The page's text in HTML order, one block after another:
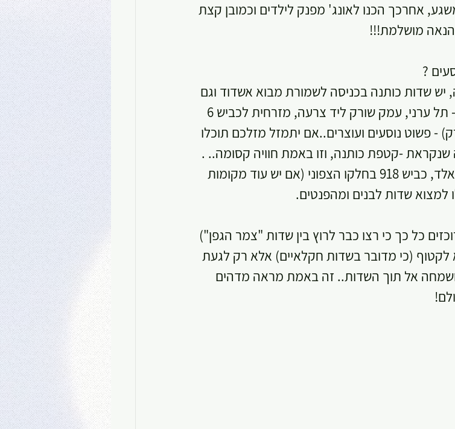
אחרכך הכנו לאונג' מפנק לילדים וכמובן קצת
הנאה מושלמת!!!
?
שדות כותנה בכניסה לשמורת מבוא אשדוד וגם
- פשוט נוסעים ועוצרים..אם יתמזל מזלכם תוכלו
-קטפת כותנה, וזו באמת חוויה קסומה.. .
ואם אתם באזור  הצפון - באזור כפר סאלד, כביש 918 בחלקו הצפוני (אם יש עוד מקומות
למצוא שדות לבנים ומהפנטים.
כל כך כי רצו כבר לרוץ בין שדות "צמר הגפן")
לקטוף (כי מדובר בשדות חקלאיים) אלא רק לגעת
ושמחה אל תוך השדות.. זה באמת מראה מדהים